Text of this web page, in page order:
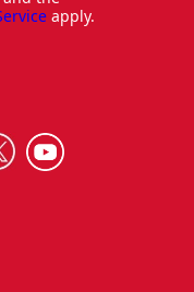
apply.